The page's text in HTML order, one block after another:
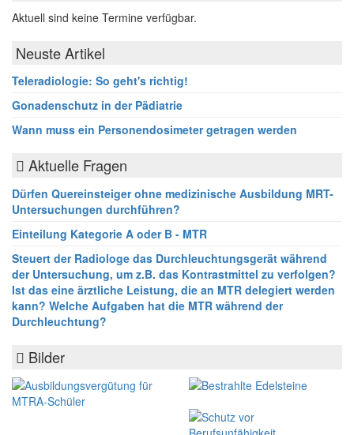
Aktuell sind keine Termine verfügbar.
Neuste Artikel
Teleradiologie: So geht's richtig!
Gonadenschutz in der Pädiatrie
Wann muss ein Personendosimeter getragen werden
Aktuelle Fragen
Dürfen Quereinsteiger ohne medizinische Ausbildung MRT-
Untersuchungen durchführen?
Einteilung Kategorie A oder B - MTR
Steuert der Radiologe das Durchleuchtungsgerät während
der Untersuchung, um z.B. das Kontrastmittel zu verfolgen?
Ist das eine ärztliche Leistung, die an MTR delegiert werden
kann? Welche Aufgaben hat die MTR während der
Durchleuchtung?
Bilder